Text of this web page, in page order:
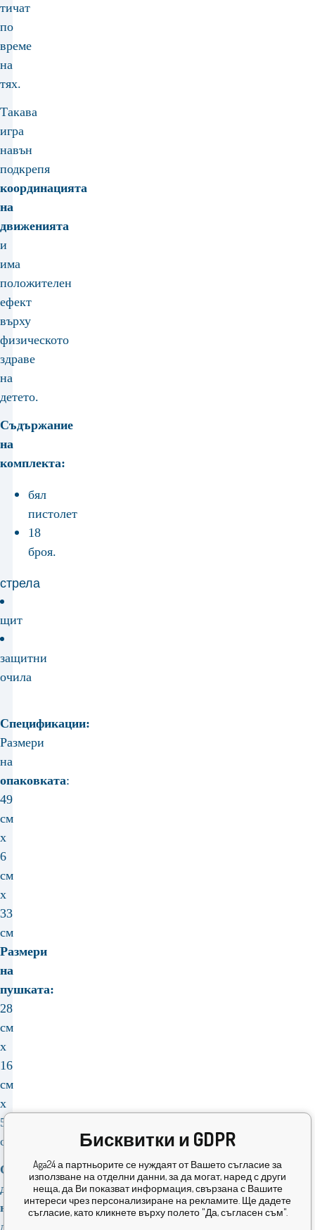
тичат
по
време
на
тях.
Такава
игра
навън
подкрепя
координацията
на
движенията
и
има
положителен
ефект
върху
физическото
здраве
на
детето.
Съдържание
на
комплекта:
бял
пистолет
18
броя.
стрела
щит
защитни
очила
Спецификации:
Размери
на
опаковката:
49
см
x
6
см
x
33
см
Размери
на
пушката:
28
см
x
16
см
x
5
см
Среден
диаметър
на
диска:
Бисквитки и GDPR
Aga24 а партньорите се нуждаят от Вашето съгласие за
използване на отделни данни, за да могат, наред с други
неща, да Ви показват информация, свързана с Вашите
интереси чрез персонализиране на рекламите. Ще дадете
съгласие, като кликнете върху полето "Да, съгласен съм".